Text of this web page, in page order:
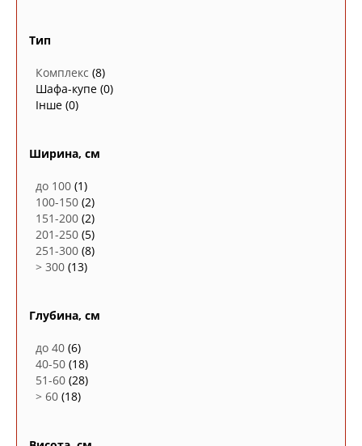
Тип
Комплекс (8)
Шафа-купе (0)
Інше (0)
Ширина, см
до 100 (1)
100-150 (2)
151-200 (2)
201-250 (5)
251-300 (8)
> 300 (13)
Глубина, см
до 40 (6)
40-50 (18)
51-60 (28)
> 60 (18)